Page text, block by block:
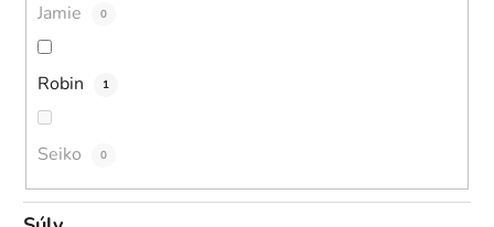
Jamie 0
Robin 1
Seiko 0